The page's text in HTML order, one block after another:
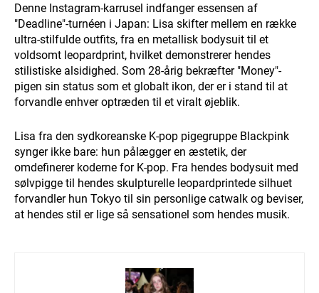
Denne Instagram-karrusel indfanger essensen af ​​
"Deadline"-turnéen i Japan: Lisa skifter mellem en række
ultra-stilfulde outfits, fra en metallisk bodysuit til et
voldsomt leopardprint, hvilket demonstrerer hendes
stilistiske alsidighed. Som 28-årig bekræfter "Money"-
pigen sin status som et globalt ikon, der er i stand til at
forvandle enhver optræden til et viralt øjeblik.
Lisa fra den sydkoreanske K-pop pigegruppe Blackpink
synger ikke bare: hun pålægger en æstetik, der
omdefinerer koderne for K-pop. Fra hendes bodysuit med
sølvpigge til hendes skulpturelle leopardprintede silhuet
forvandler hun Tokyo til sin personlige catwalk og beviser,
at hendes stil er lige så sensationel som hendes musik.